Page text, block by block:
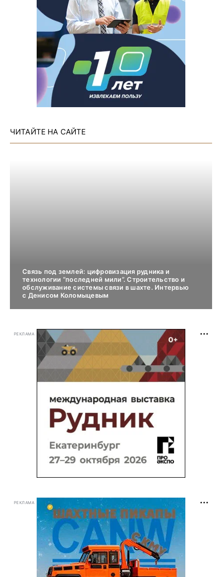
ЧИТАЙТЕ НА САЙТЕ
Связь под землей: цифровизация рудника и
технологии “последней мили”. Строительство и
обслуживание системы связи в шахте. Интервью
с Денисом Коломыцевым
РЕКЛАМА
РЕКЛАМА